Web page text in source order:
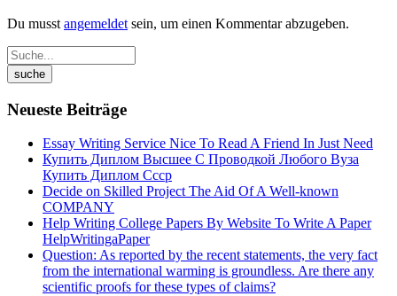
Du musst angemeldet sein, um einen Kommentar abzugeben.
Neueste Beiträge
Essay Writing Service Nice To Read A Friend In Just Need
Купить Диплом Высшее С Проводкой Любого Вуза
Купить Диплом Ссср
Decide on Skilled Project The Aid Of A Well-known
COMPANY
Help Writing College Papers By Website To Write A Paper
HelpWritingaPaper
Question: As reported by the recent statements, the very fact
from the international warming is groundless. Are there any
scientific proofs for these types of claims?